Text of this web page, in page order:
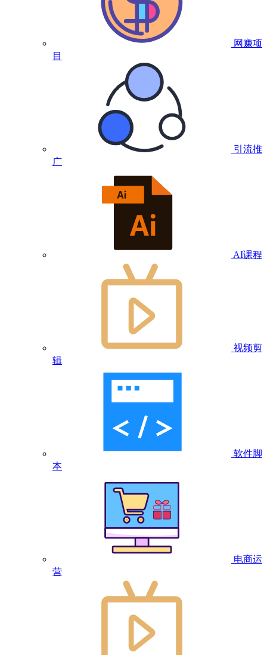
网赚项
目
引流推
广
AI课程
视频剪
辑
软件脚
本
电商运
营